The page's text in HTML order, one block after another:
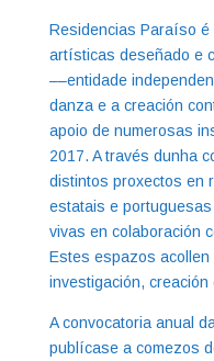
Residencias Paraíso
artísticas deseñado e
––entidade
danza e a creación
apoio de numerosas
2017. A través dunha
distintos proxectos en
estatais e
vivas en colaboración
Estes espazos
investigación, creación
A convocatoria anual
publícase a comezos